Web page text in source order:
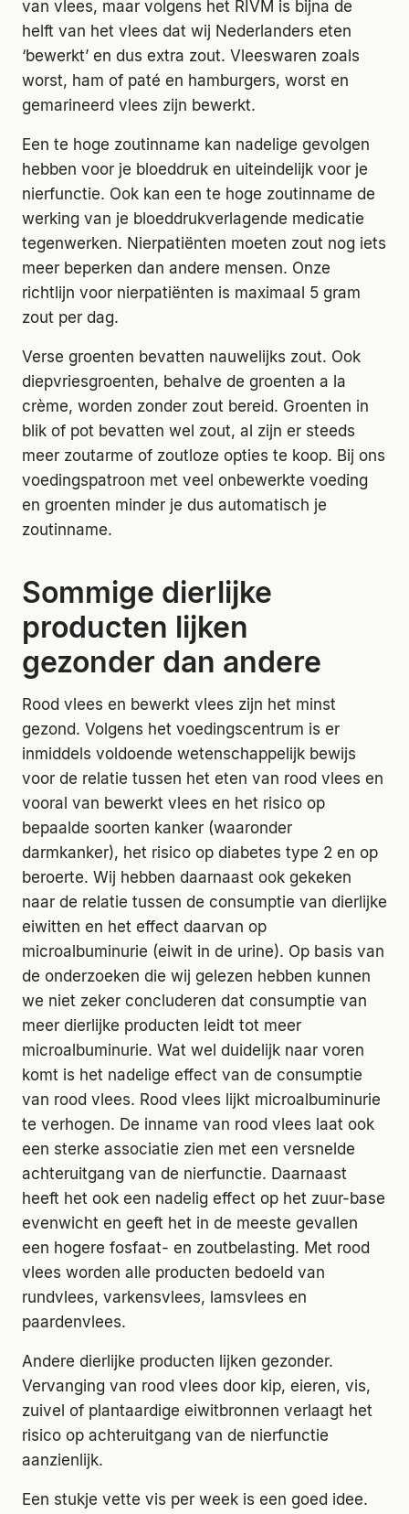
van vlees, maar volgens het RIVM is bijna de
helft van het vlees dat wij Nederlanders eten
‘bewerkt’ en dus extra zout. Vleeswaren zoals
worst, ham of paté en hamburgers, worst en
gemarineerd vlees zijn bewerkt.
Een te hoge zoutinname kan nadelige gevolgen
hebben voor je bloeddruk en uiteindelijk voor je
nierfunctie. Ook kan een te hoge zoutinname de
werking van je bloeddrukverlagende medicatie
tegenwerken. Nierpatiënten moeten zout nog iets
meer beperken dan andere mensen. Onze
richtlijn voor nierpatiënten is maximaal 5 gram
zout per dag.
Verse groenten bevatten nauwelijks zout. Ook
diepvriesgroenten, behalve de groenten a la
crème, worden zonder zout bereid. Groenten in
blik of pot bevatten wel zout, al zijn er steeds
meer zoutarme of zoutloze opties te koop. Bij ons
voedingspatroon met veel onbewerkte voeding
en groenten minder je dus automatisch je
zoutinname.
Sommige dierlijke
producten lijken
gezonder dan andere
Rood vlees en bewerkt vlees zijn het minst
gezond. Volgens het voedingscentrum is er
inmiddels voldoende wetenschappelijk bewijs
voor de relatie tussen het eten van rood vlees en
vooral van bewerkt vlees en het risico op
bepaalde soorten kanker (waaronder
darmkanker), het risico op diabetes type 2 en op
beroerte. Wij hebben daarnaast ook gekeken
naar de relatie tussen de consumptie van dierlijke
eiwitten en het effect daarvan op
microalbuminurie (eiwit in de urine). Op basis van
de onderzoeken die wij gelezen hebben kunnen
we niet zeker concluderen dat consumptie van
meer dierlijke producten leidt tot meer
microalbuminurie. Wat wel duidelijk naar voren
komt is het nadelige effect van de consumptie
van rood vlees. Rood vlees lijkt microalbuminurie
te verhogen. De inname van rood vlees laat ook
een sterke associatie zien met een versnelde
achteruitgang van de nierfunctie. Daarnaast
heeft het ook een nadelig effect op het zuur-base
evenwicht en geeft het in de meeste gevallen
een hogere fosfaat- en zoutbelasting. Met rood
vlees worden alle producten bedoeld van
rundvlees, varkensvlees, lamsvlees en
paardenvlees.
Andere dierlijke producten lijken gezonder.
Vervanging van rood vlees door kip, eieren, vis,
zuivel of plantaardige eiwitbronnen verlaagt het
risico op achteruitgang van de nierfunctie
aanzienlijk.
Een stukje vette vis per week is een goed idee.